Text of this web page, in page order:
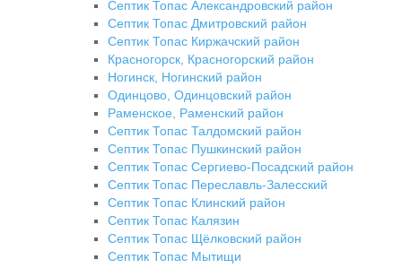
Септик Топас Александровский район
Септик Топас Дмитровский район
Септик Топас Киржачский район
Красногорск, Красногорский район
Ногинск, Ногинский район
Одинцово, Одинцовский район
Раменское, Раменский район
Септик Топас Талдомский район
Септик Топас Пушкинский район
Септик Топас Сергиево-Посадский район
Септик Топас Переславль-Залесский
Септик Топас Клинский район
Септик Топас Калязин
Септик Топас Щёлковский район
Септик Топас Мытищи